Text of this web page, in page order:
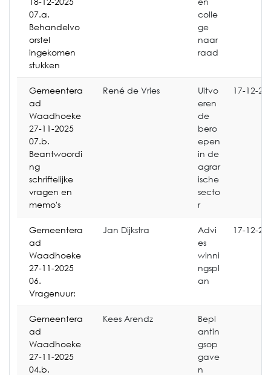
07.a.
Behandelvo
orstel
ingekomen
stukken
colle
ge
naar
raad
Gemeentera
ad
Waadhoeke
27-11-2025
07.b.
Beantwoordi
ng
schriftelijke
vragen en
memo's
René de Vries
Uitvo
eren
de
bero
epen
in de
agrar
ische
secto
r
17-12-
Gemeentera
ad
Waadhoeke
27-11-2025
06.
Vragenuur:
Jan Dijkstra
Advi
es
winni
ngspl
an
17-12-
Gemeentera
ad
Waadhoeke
27-11-2025
04.b.
Kees Arendz
Bepl
antin
gsop
gave
n